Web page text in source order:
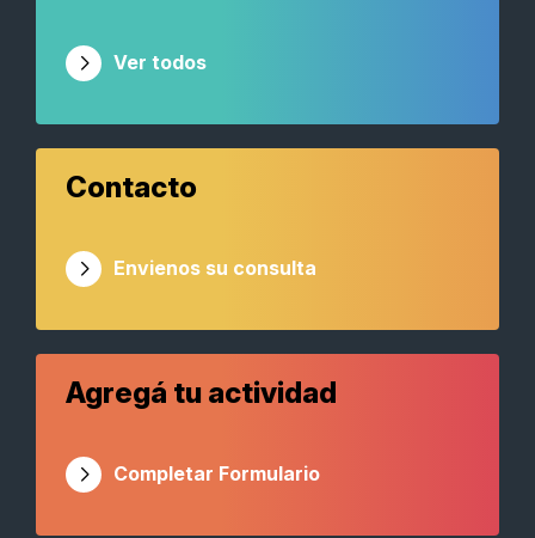
Ver todos
Contacto
Envienos su consulta
Agregá tu actividad
Completar Formulario